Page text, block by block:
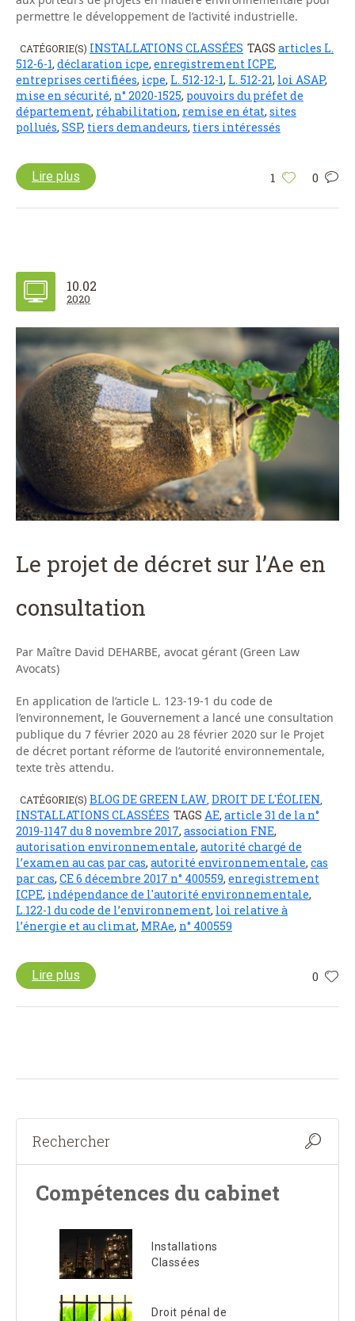
permettre le développement de l’activité industrielle.
CATÉGORIE(S) INSTALLATIONS CLASSÉES TAGS articles L.
512-6-1, déclaration icpe, enregistrement ICPE,
entreprises certifiées, icpe, L. 512-12-1, L. 512-21, loi ASAP,
mise en sécurité, n° 2020-1525, pouvoirs du préfet de
département, réhabilitation, remise en état, sites
pollués, SSP, tiers demandeurs, tiers intéressés
1 0
Lire plus
10.02
2020
Le projet de décret sur l’Ae en
consultation
Par Maître David DEHARBE, avocat gérant (Green Law
Avocats)
En application de l’article L. 123-19-1 du code de
l’environnement, le Gouvernement a lancé une consultation
publique du 7 février 2020 au 28 février 2020 sur le Projet
de décret portant réforme de l’autorité environnementale,
texte très attendu.
CATÉGORIE(S) BLOG DE GREEN LAW DROIT DE L'ÉOLIEN
INSTALLATIONS CLASSÉES TAGS AE, article 31 de la n°
2019-1147 du 8 novembre 2017, association FNE,
autorisation environnementale, autorité chargé de
l’examen au cas par cas, autorité environnementale, cas
par cas, CE 6 décembre 2017 n° 400559, enregistrement
ICPE, indépendance de l'autorité environnementale,
L.122-1 du code de l’environnement, loi relative à
l’énergie et au climat, MRAe, n° 400559
0
Lire plus
Compétences du cabinet
Installations
Classées
Droit pénal de